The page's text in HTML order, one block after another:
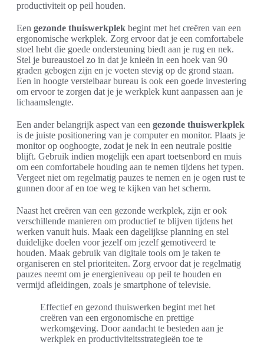
productiviteit op peil houden.
Een gezonde thuiswerkplek begint met het creëren van een
ergonomische werkplek. Zorg ervoor dat je een comfortabele
stoel hebt die goede ondersteuning biedt aan je rug en nek.
Stel je bureaustoel zo in dat je knieën in een hoek van 90
graden gebogen zijn en je voeten stevig op de grond staan.
Een in hoogte verstelbaar bureau is ook een goede investering
om ervoor te zorgen dat je je werkplek kunt aanpassen aan je
lichaamslengte.
Een ander belangrijk aspect van een gezonde thuiswerkplek
is de juiste positionering van je computer en monitor. Plaats je
monitor op ooghoogte, zodat je nek in een neutrale positie
blijft. Gebruik indien mogelijk een apart toetsenbord en muis
om een comfortabele houding aan te nemen tijdens het typen.
Vergeet niet om regelmatig pauzes te nemen en je ogen rust te
gunnen door af en toe weg te kijken van het scherm.
Naast het creëren van een gezonde werkplek, zijn er ook
verschillende manieren om productief te blijven tijdens het
werken vanuit huis. Maak een dagelijkse planning en stel
duidelijke doelen voor jezelf om jezelf gemotiveerd te
houden. Maak gebruik van digitale tools om je taken te
organiseren en stel prioriteiten. Zorg ervoor dat je regelmatig
pauzes neemt om je energieniveau op peil te houden en
vermijd afleidingen, zoals je smartphone of televisie.
Effectief en gezond thuiswerken begint met het
creëren van een ergonomische en prettige
werkomgeving. Door aandacht te besteden aan je
werkplek en productiviteitsstrategieën toe te